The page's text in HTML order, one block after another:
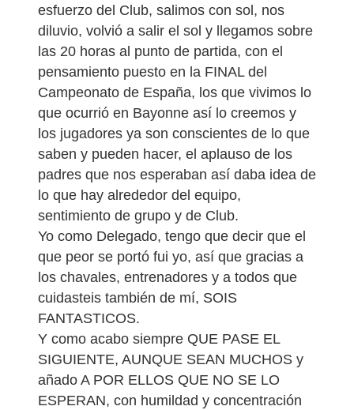
esfuerzo del Club, salimos con sol, nos
diluvio, volvió a salir el sol y llegamos sobre
las 20 horas al punto de partida, con el
pensamiento puesto en la FINAL del
Campeonato de España, los que vivimos lo
que ocurrió en Bayonne así lo creemos y
los jugadores ya son conscientes de lo que
saben y pueden hacer, el aplauso de los
padres que nos esperaban así daba idea de
lo que hay alrededor del equipo,
sentimiento de grupo y de Club.
Yo como Delegado, tengo que decir que el
que peor se portó fui yo, así que gracias a
los chavales, entrenadores y a todos que
cuidasteis también de mí, SOIS
FANTASTICOS.
Y como acabo siempre QUE PASE EL
SIGUIENTE, AUNQUE SEAN MUCHOS y
añado A POR ELLOS QUE NO SE LO
ESPERAN, con humildad y concentración